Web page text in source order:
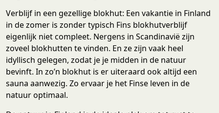
Verblijf in een gezellige blokhut: Een vakantie in Finland
in de zomer is zonder typisch Fins blokhutverblijf
eigenlijk niet compleet. Nergens in Scandinavië zijn
zoveel blokhutten te vinden. En ze zijn vaak heel
idyllisch gelegen, zodat je je midden in de natuur
bevinft. In zo’n blokhut is er uiteraard ook altijd een
sauna aanwezig. Zo ervaar je het Finse leven in de
natuur optimaal.